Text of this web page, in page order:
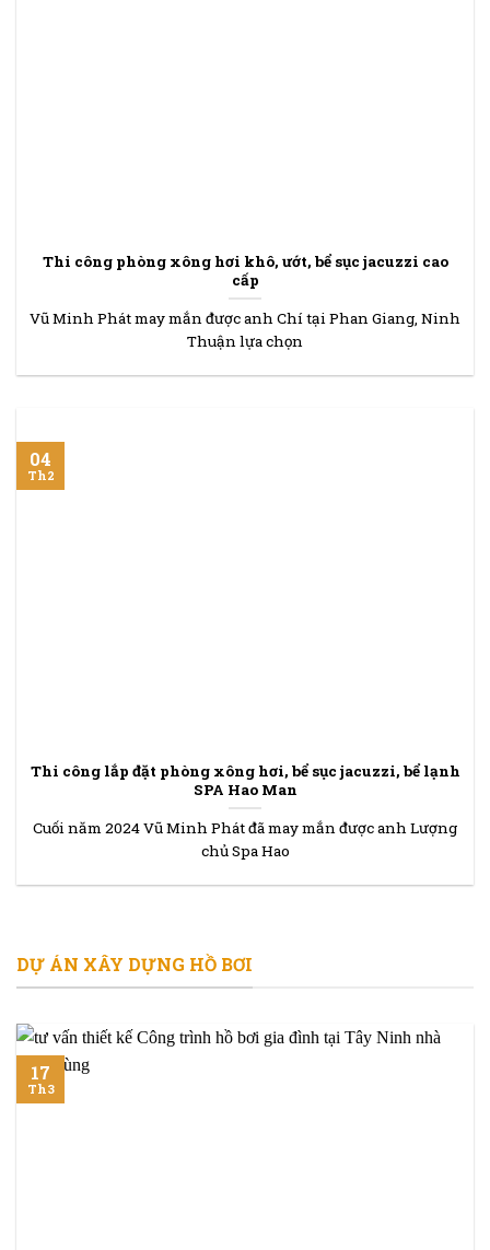
Thi công phòng xông hơi khô, ướt, bể sục jacuzzi cao
cấp
Vũ Minh Phát may mắn được anh Chí tại Phan Giang, Ninh
Thuận lựa chọn
Thi công lắp đặt phòng xông hơi, bể sục jacuzzi, bể lạnh
SPA Hao Man
Cuối năm 2024 Vũ Minh Phát đã may mắn được anh Lượng
chủ Spa Hao
04
Th2
DỰ ÁN XÂY DỰNG HỒ BƠI
17
Th3